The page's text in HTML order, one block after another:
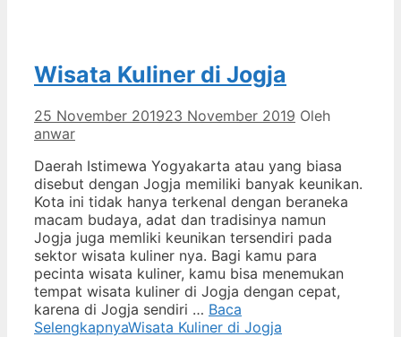
Wisata Kuliner di Jogja
25 November 201923 November 2019 Oleh
anwar
Daerah Istimewa Yogyakarta atau yang biasa
disebut dengan Jogja memiliki banyak keunikan.
Kota ini tidak hanya terkenal dengan beraneka
macam budaya, adat dan tradisinya namun
Jogja juga memliki keunikan tersendiri pada
sektor wisata kuliner nya. Bagi kamu para
pecinta wisata kuliner, kamu bisa menemukan
tempat wisata kuliner di Jogja dengan cepat,
karena di Jogja sendiri … Baca
SelengkapnyaWisata Kuliner di Jogja